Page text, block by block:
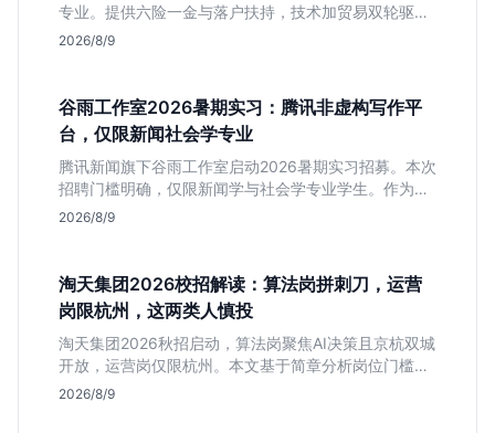
专业。提供六险一金与落户扶持，技术加贸易双轮驱动
模式稳定性高。本文解读岗位需求与福利含金量，帮应
2026/8/9
谷雨工作室2026暑期实习：腾讯非虚构写作平
台，仅限新闻社会学专业
腾讯新闻旗下谷雨工作室启动2026暑期实习招募。本次
招聘门槛明确，仅限新闻学与社会学专业学生。作为深
耕非虚构写作的头部团队，该岗位提供独立发稿机会与
2026/8/9
淘天集团2026校招解读：算法岗拼刺刀，运营
岗限杭州，这两类人慎投
淘天集团2026秋招启动，算法岗聚焦AI决策且京杭双城
开放，运营岗仅限杭州。本文基于简章分析岗位门槛、
薪资行情及适合人群，帮应届生判断是否值得投递。
2026/8/9